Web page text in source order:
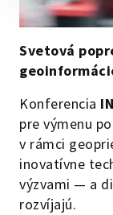
Svetová
Konferencia
pre výmenu
v rámci
inovatívne
výzvami — a
rozvíjajú.